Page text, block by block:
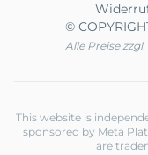
©
Alle Preise
This website is
sponsored by Meta
are